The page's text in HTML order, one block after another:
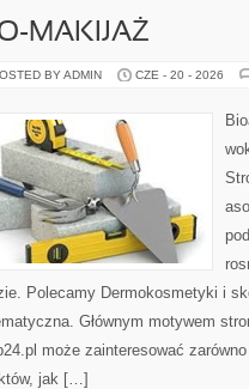
MAKIJAŻ
BY ADMIN CZE - 20 - 2026
Polecamy Dermokosmetyki i
Głównym motywem
może zainteresować
jak […]